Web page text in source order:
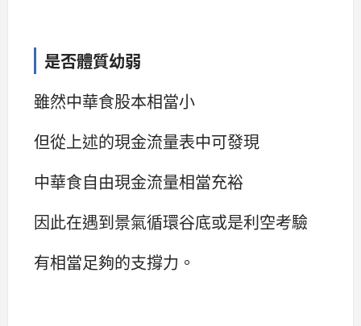
是否體質幼弱
雖然中華食股本相當小
但從上述的現金流量表中可發現
中華食自由現金流量相當充裕
因此在遇到景氣循環谷底或是利空考驗
有相當足夠的支撐力。